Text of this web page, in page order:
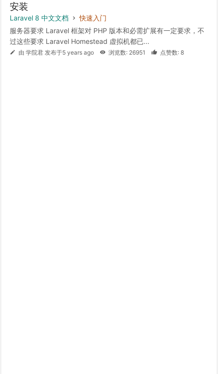
安装
Laravel 8 中文文档
快速入门
服务器要求 Laravel 框架对 PHP 版本和必需扩展有一定要求，不
过这些要求 Laravel Homestead 虚拟机都已...
由 学院君 发布于5 years ago 浏览数: 26951 点赞数: 8